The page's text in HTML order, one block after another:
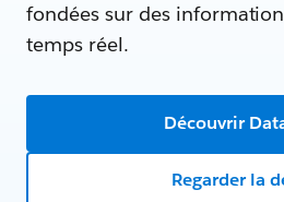
fondées sur des
temps réel.
Découvrir
Regarder la